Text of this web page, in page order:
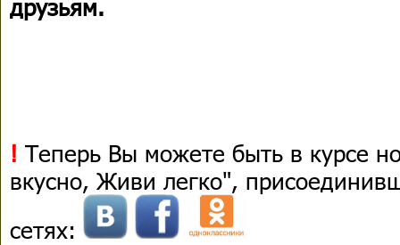
друзьям.
! Теперь Вы можете быть в курсе
вкусно, Живи легко",
сетях: